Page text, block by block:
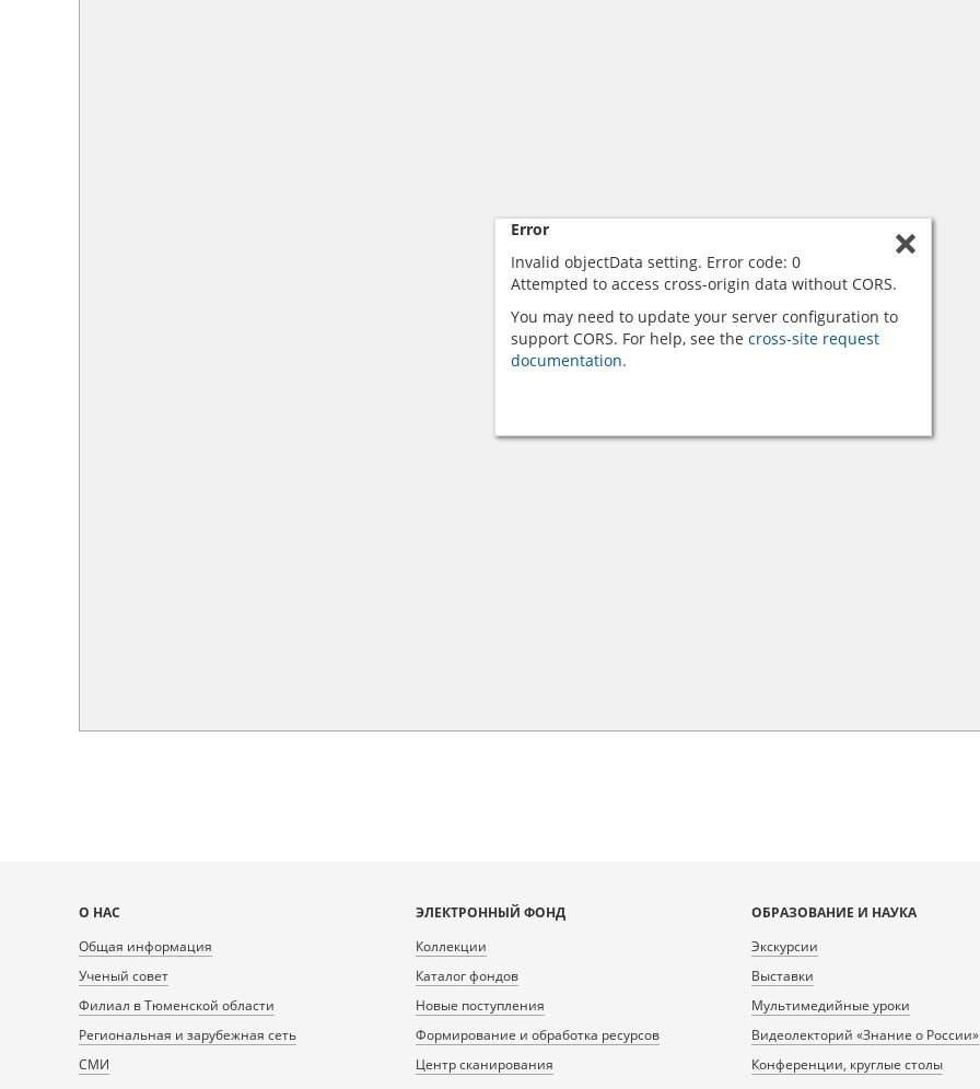
Error
Invalid objectData setting. Error code: 0
Attempted to access cross-origin data without CORS.
You may need to update your server configuration to
support CORS. For help, see the cross-site request
documentation.
Карта
сайта
О НАС
Общая информация
Ученый совет
Филиал в Тюменской области
Региональная и зарубежная сеть
СМИ
ЭЛЕКТРОННЫЙ ФОНД
Коллекции
Каталог фондов
Новые поступления
Формирование и обработка ресурсов
Центр сканирования
ОБРАЗОВАНИЕ И НАУКА
Экскурсии
Выставки
Мультимедийные уроки
Видеолекторий «Знание о России»
Конференции, круглые столы